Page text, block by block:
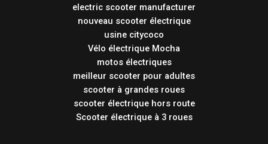
electric scooter manufacturer
nouveau scooter électrique
usine citycoco
Vélo électrique Mocha
motos électriques
meilleur scooter pour adultes
scooter à grandes roues
scooter électrique hors route
Scooter électrique à 3 roues